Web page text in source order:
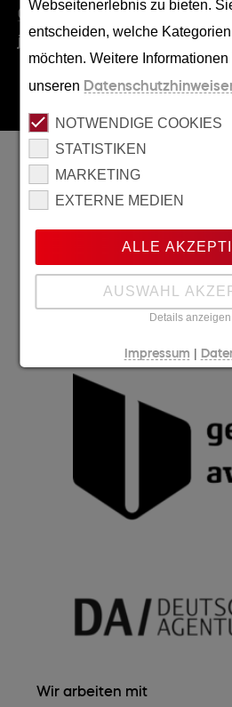
0228/96395820
jobs(at)credia.de
Wir sind ausgezeichnet
Wir arbeiten mit
Webseitenerlebnis zu bieten.
entscheiden, welche
möchten. Weitere
unseren
NOTWENDIGE COOKIES
STATISTIKEN
MARKETING
EXTERNE MEDIEN
ALLE
AUSWAHL
Details anzeigen
Impressum |